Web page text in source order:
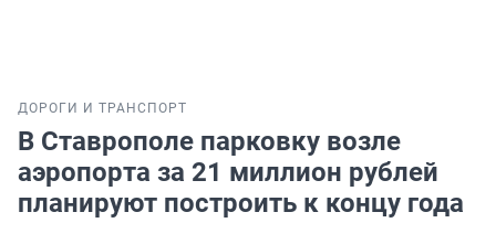
ДОРОГИ И ТРАНСПОРТ
В Ставрополе парковку возле
аэропорта за 21 миллион рублей
планируют построить к концу года